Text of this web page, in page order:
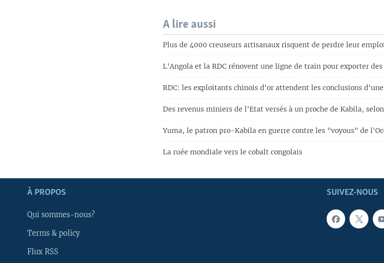
SUIVEZ-NOUS
Langues
A lire aussi
Plus de 4000 creuseurs artisanaux risquent de perdre leur
L'Angola et la RDC rénovent une ligne de train pour exporter
RDC: les exploitants chinois d'or attendent les conclusions
Des revenus miniers de l'Etat versés à un proche de Kabila,
Yuma, le patron pro-Kabila en guerre contre les "voyous" de
La ruée mondiale vers le cobalt congolais
SUIVEZ-NOUS
À PROPOS
Qui sommes-nous?
Terms & policy
Flux RSS